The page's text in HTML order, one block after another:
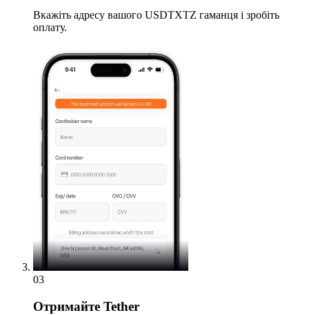
Вкажіть адресу вашого USDTXTZ гаманця і зробіть
оплату.
03
Отримайте Tether